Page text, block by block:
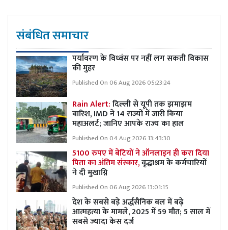
संबंधित समाचार
पर्यावरण के विध्वंस पर नहीं लग सकती विकास
की मुहर
Published On 06 Aug 2026 05:23:24
Rain Alert:दिल्ली से यूपी तक झमाझम
बारिश, IMD ने 14 राज्यों में जारी किया
महाअलर्ट; जानिए आपके राज्य का हाल
Published On 04 Aug 2026 13:43:30
5100 रुपए में बेटियों ने ऑनलाइन ही करा दिया
पिता का अंतिम संस्कार,वृद्धाश्रम के कर्मचारियों
ने दी मुखाग्नि
Published On 06 Aug 2026 13:01:15
देश के सबसे बड़े अर्द्धसैनिक बल में बढ़े
आत्महत्या के मामले, 2025 में 59 मौत; 5 साल में
सबसे ज्यादा केस दर्ज